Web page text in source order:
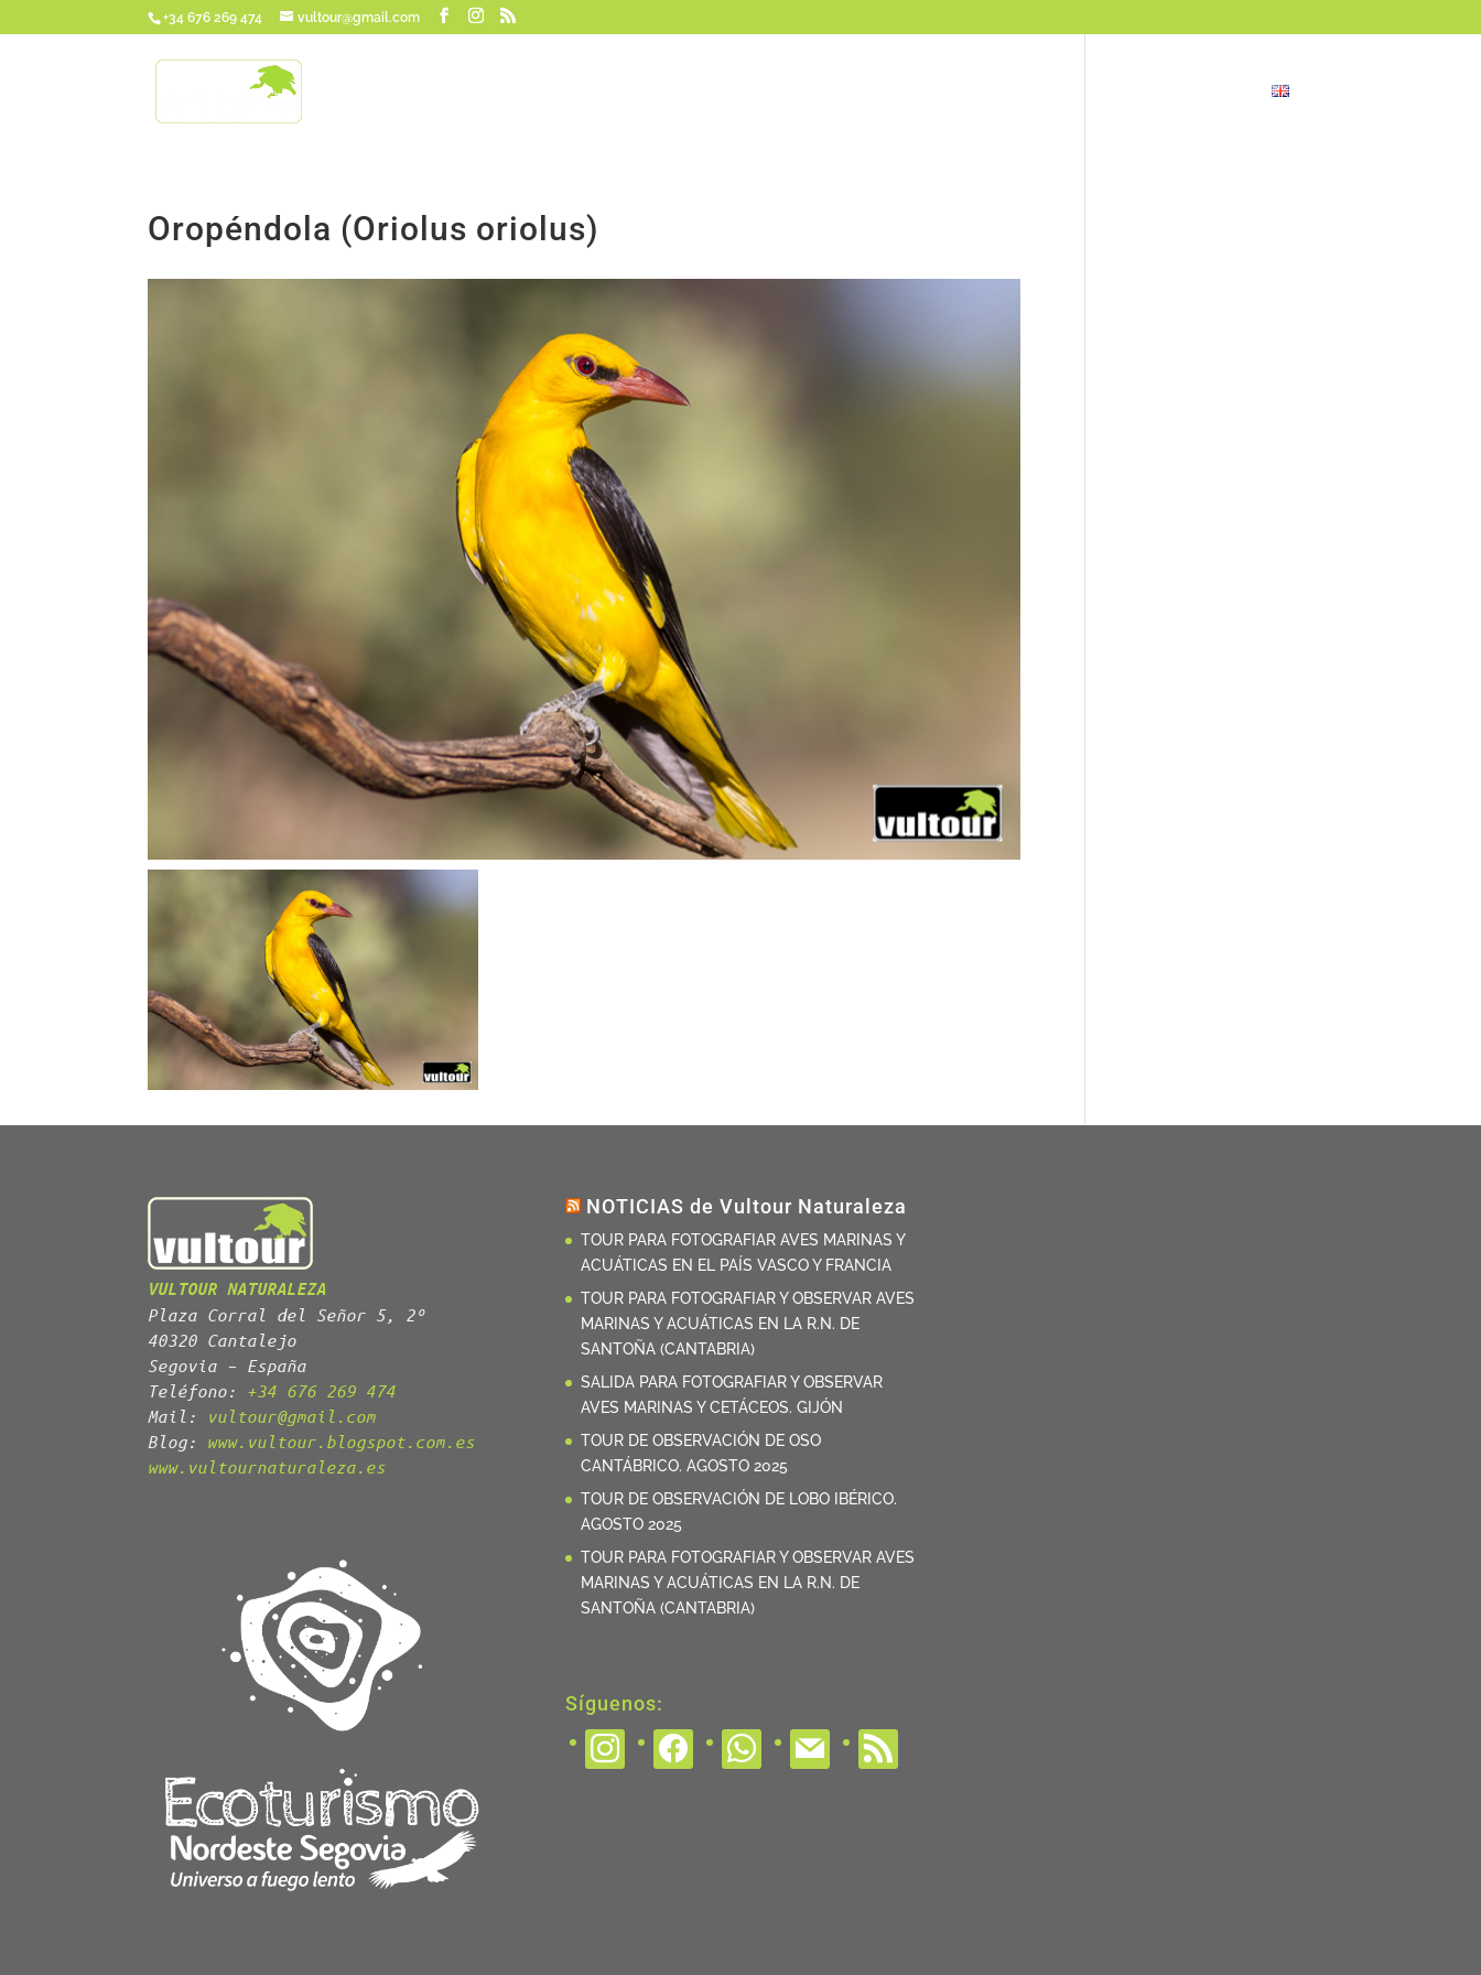
+34 676 269 474 vultour@gmail.com
Oropéndola (Oriolus oriolus)
VULTOUR NATURALEZA
Plaza Corral del Señor 5, 2º
40320 Cantalejo
Segovia – España
Teléfono: +34 676 269 474
Mail: vultour@gmail.com
Blog: www.vultour.blogspot.com.es
www.vultournaturaleza.es
NOTICIAS de Vultour Naturaleza
TOUR PARA FOTOGRAFIAR AVES MARINAS Y
ACUÁTICAS EN EL PAÍS VASCO Y FRANCIA
TOUR PARA FOTOGRAFIAR Y OBSERVAR AVES
MARINAS Y ACUÁTICAS EN LA R.N. DE
SANTOÑA (CANTABRIA)
SALIDA PARA FOTOGRAFIAR Y OBSERVAR
AVES MARINAS Y CETÁCEOS. GIJÓN
TOUR DE OBSERVACIÓN DE OSO
CANTÁBRICO. AGOSTO 2025
TOUR DE OBSERVACIÓN DE LOBO IBÉRICO.
AGOSTO 2025
TOUR PARA FOTOGRAFIAR Y OBSERVAR AVES
MARINAS Y ACUÁTICAS EN LA R.N. DE
SANTOÑA (CANTABRIA)
Síguenos:
instagram facebook whatsapp mail rss